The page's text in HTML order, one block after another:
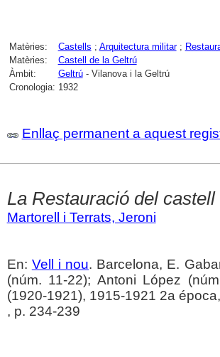
Matèries: Castells ; Arquitectura militar;
Matèries:
Castell de la Geltrú
Àmbit:
Geltrú- Vilanova i la Geltrú
Cronologia: 1932
Enllaç permanent a aquest
La Restauració del
Martorell i Terrats, Jeroni
En: Vell i nou. Barcelona, E.
(núm. 11-22); Antoni López
(1920-1921), 1915-1921 2a
, p. 234-239